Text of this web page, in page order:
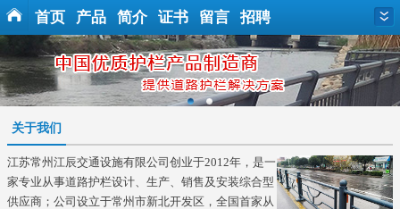
首页 产品 简介 证书 留言 招聘
关于我们
江苏常州江辰交通设施有限公司创业于2012年，是一
家专业从事道路护栏设计、生产、销售及安装综合型
供应商；公司设立于常州市新北开发区，全国首家从